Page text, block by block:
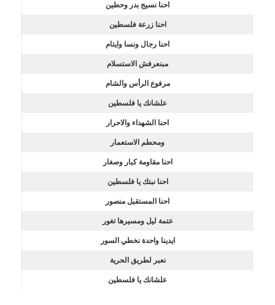
احنا نسيج بدر وحطين
احنا زرعة فلسطين
احنا رجال ونسا وايتام
مبنعرفش الاستسلام
مرفوع الرأس والشام
علشانك يا فلسطين
احنا الشهداء والاحرار
ومحطم الاستعمار
احنا مقاومة كبار وصغار
احنا نبتك يا فلسطين
احنا المستقبل منصور
عتمة ليل ومسيرها تغور
ايدينا واحدة نخطي السور
نعبر لطريق الحرية
علشانك يا فلسطين